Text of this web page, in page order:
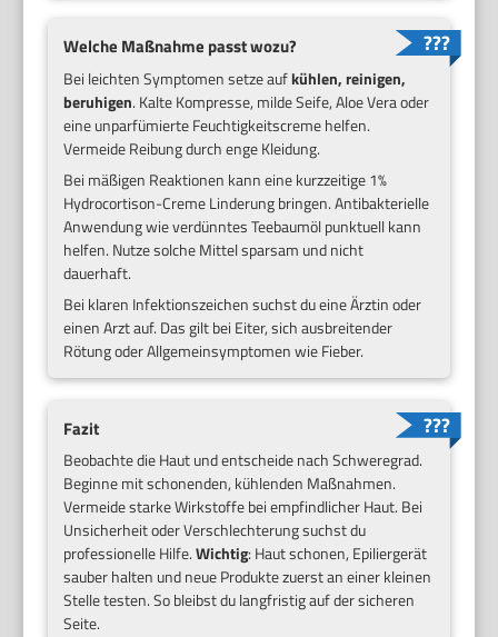
Welche Maßnahme passt wozu?
Bei leichten Symptomen setze aufkühlen, reinigen,
beruhigen. Kalte Kompresse, milde Seife, Aloe Vera oder
eine unparfümierte Feuchtigkeitscreme helfen.
Vermeide Reibung durch enge Kleidung.
Bei mäßigen Reaktionen kann eine kurzzeitige 1%
Hydrocortison-Creme Linderung bringen. Antibakterielle
Anwendung wie verdünntes Teebaumöl punktuell kann
helfen. Nutze solche Mittel sparsam und nicht
dauerhaft.
Bei klaren Infektionszeichen suchst du eine Ärztin oder
einen Arzt auf. Das gilt bei Eiter, sich ausbreitender
Rötung oder Allgemeinsymptomen wie Fieber.
Fazit
Beobachte die Haut und entscheide nach Schweregrad.
Beginne mit schonenden, kühlenden Maßnahmen.
Vermeide starke Wirkstoffe bei empfindlicher Haut. Bei
Unsicherheit oder Verschlechterung suchst du
professionelle Hilfe.Wichtig: Haut schonen, Epiliergerät
sauber halten und neue Produkte zuerst an einer kleinen
Stelle testen. So bleibst du langfristig auf der sicheren
Seite.